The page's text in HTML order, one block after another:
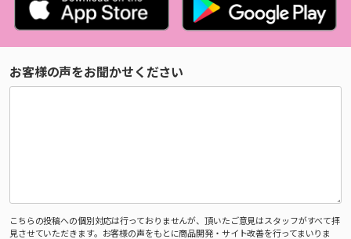
お客様の声をお聞かせください
こちらの投稿への個別対応は行っておりませんが、頂いたご意見はスタッフがすべて拝
見させていただきます。お客様の声をもとに商品開発・サイト改善を行ってまいりま